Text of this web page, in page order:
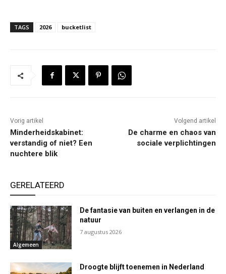
TAGS 2026 bucketlist
Vorig artikel
Minderheidskabinet:
verstandig of niet? Een
nuchtere blik
Volgend artikel
De charme en chaos van
sociale verplichtingen
GERELATEERD
Algemeen
De fantasie van buiten en verlangen in de
natuur
7 augustus 2026
Droogte blijft toenemen in Nederland